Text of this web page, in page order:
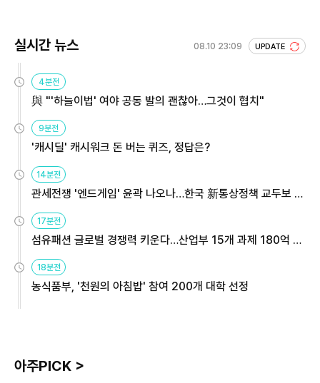
실시간 뉴스 08.10 23:09 UPDATE
4분전
與 "'하늘이법' 여야 공동 발의 괜찮아…그것이 협치"
9분전
'캐시딜' 캐시워크 돈 버는 퀴즈, 정답은?
14분전
관세전쟁 '엔드게임' 윤곽 나오나…한국 新통상정책 교두보 활
17분전
섬유패션 글로벌 경쟁력 키운다…산업부 15개 과제 180억 지
18분전
농식품부, '천원의 아침밥' 참여 200개 대학 선정
아주PICK >